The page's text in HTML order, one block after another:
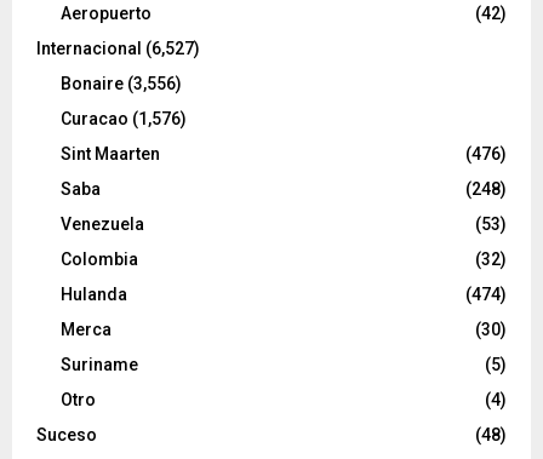
Aeropuerto
(42)
Internacional (6,527)
Bonaire (3,556)
Curacao (1,576)
Sint Maarten
(476)
Saba
(248)
Venezuela
(53)
Colombia
(32)
Hulanda
(474)
Merca
(30)
Suriname
(5)
Otro
(4)
Suceso
(48)